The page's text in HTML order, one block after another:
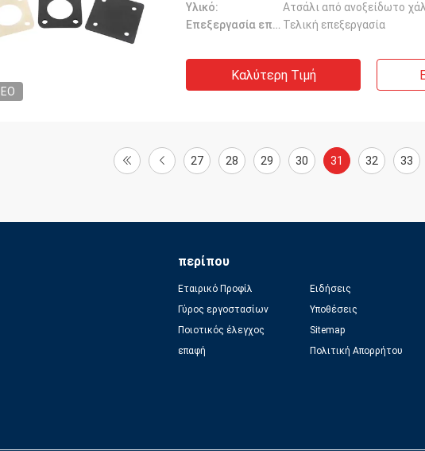
Υλικό:
Ατσάλι από ανοξείδωτο
Επεξεργασία επιφάνειας: Τελική επεξεργασία
Καλύτερη Τιμή
27 28 29 30 31 32 33
περίπου
Εταιρικό Προφίλ
Γύρος εργοστασίων
Ποιοτικός έλεγχος
επαφή
Ειδήσεις
Υποθέσεις
Sitemap
Πολιτική Απορρήτου